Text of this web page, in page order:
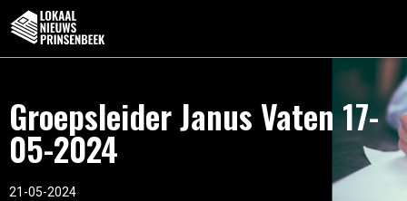
Groepsleider Janus Vaten 17-
05-2024
21-05-2024